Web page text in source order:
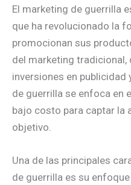
El marketing de guerrilla
que ha revolucionado la
promocionan sus
del marketing tradicional,
inversiones en
de guerrilla se enfoca en
bajo costo para captar la
objetivo.
Una de las principales
de guerrilla es su